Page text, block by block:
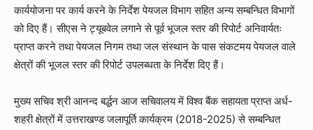
कार्ययोजना पर कार्य करने के निर्देश पेयजल विभाग सहित अन्य सम्बन्धित विभागों
को दिए हैं। सीएस ने ट्यूबवेल लगाने से पूर्व भूजल स्तर की रिपोर्ट अनिवार्यतः
प्राप्त करने तथा पेयजल निगम तथा जल संस्थान के पास संकटमय पेयजल वाले
क्षेत्रों की भूजल स्तर की रिपोर्ट उपलब्धता के निर्देश दिए हैं।
मुख्य सचिव श्री आनन्द बर्द्धन आज सचिवालय में विश्व बैंक सहायता प्राप्त अर्ध-
शहरी क्षेत्रों में उत्तराखण्ड जलापूर्ति कार्यक्रम (2018-2025) से सम्बन्धित